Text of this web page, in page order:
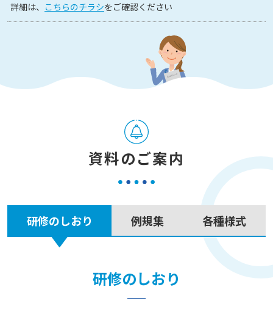
詳細は、 こちらのチラシをご確認ください
資料のご案内
研修のしおり 例規集 各種様式
研修のしおり